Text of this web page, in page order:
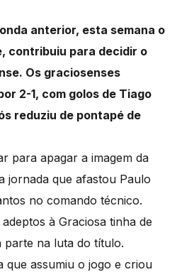
anterior, esta semana o
contribuiu para decidir o
Os graciosenses
2-1, com golos de Tiago
reduziu de pontapé de
para apagar a imagem da
jornada que afastou Paulo
no comando técnico.
à Graciosa tinha de
na luta do título.
que assumiu o jogo e criou